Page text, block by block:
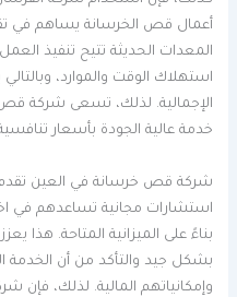
أعمال قص الخرسانة يساهم في
المعدات الحديثة تتيح تنفيذ
استهلاك الوقت والموارد،
الإجمالية. لذلك، تسعى شركة قص
خدمة عالية الجودة بأسعار
شركة قص خرسانة في العين تقدم
استشارات مجانية تساعدهم في
بناءً على الميزانية المتاحة. هذا
بشكل جيد والتأكد من أن الخدمة
وإمكانياتهم المالية. لذلك، فإن